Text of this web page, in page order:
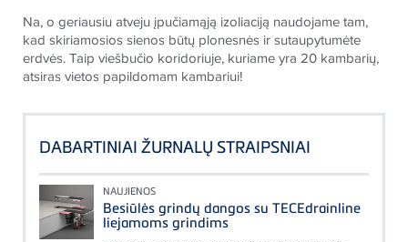
Na, o geriausiu atveju įpučiamąją izoliaciją naudojame tam,
kad skiriamosios sienos būtų plonesnės ir sutaupytumėte
erdvės. Taip viešbučio koridoriuje, kuriame yra 20 kambarių,
atsiras vietos papildomam kambariui!
DABARTINIAI ŽURNALŲ STRAIPSNIAI
NAUJIENOS
Besiūlės grindų dangos su TECEdrainline
liejamoms grindims